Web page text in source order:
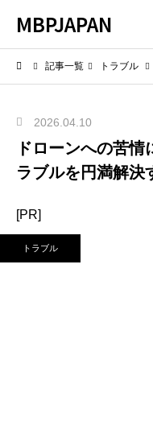
MBPJAPAN
記事一覧 トラブル
2026.04.10
ドローンへの苦
ラブルを円満解決
[PR]
トラブル